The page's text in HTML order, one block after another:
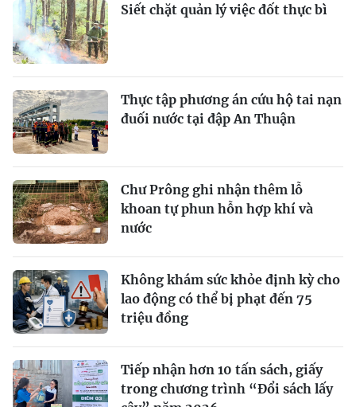
Siết chặt quản lý việc đốt thực bì
Thực tập phương án cứu hộ tai nạn
đuối nước tại đập An Thuận
Chư Prông ghi nhận thêm lỗ
khoan tự phun hỗn hợp khí và
nước
Không khám sức khỏe định kỳ cho
lao động có thể bị phạt đến 75
triệu đồng
Tiếp nhận hơn 10 tấn sách, giấy
trong chương trình “Đổi sách lấy